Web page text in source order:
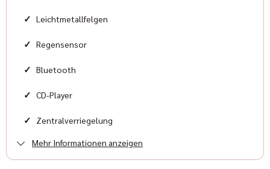
Kilometerstand
2024-02
Zustand
✓ Leichtmetallfelgen
✓ Regensensor
✓ Bluetooth
✓ CD-Player
✓ Zentralverriegelung
✓ Automatik Klimatisierung 3 Zonen
Mehr Informationen anzeigen